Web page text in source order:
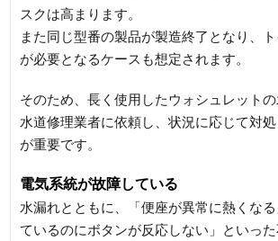
スクは高まります。
また同じ型番の製品が製造終了となり、
が必要となるケースも想定されます。
そのため、長く使用したウォシュレット
水道修理業者に依頼し、状況に応じて対
が重要です。
電気系統が故障している
水漏れとともに、「便座が異常に熱くな
ているのにボタンが反応しない」といっ